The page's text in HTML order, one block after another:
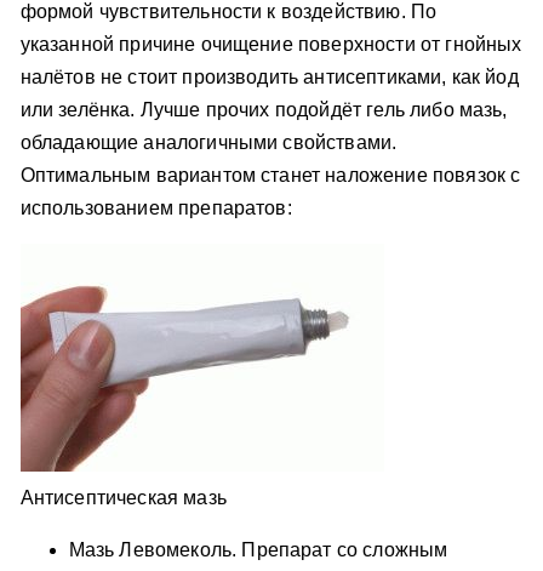
формой чувствительности к воздействию. По
указанной причине очищение поверхности от гнойных
налётов не стоит производить антисептиками, как йод
или зелёнка. Лучше прочих подойдёт гель либо мазь,
обладающие аналогичными свойствами.
Оптимальным вариантом станет наложение повязок с
использованием препаратов:
Антисептическая мазь
Мазь Левомеколь. Препарат со сложным